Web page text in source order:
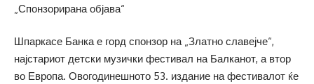
„Спонзорирана објава“
Шпаркасе Банка е горд спонзор на „Златно славејче“,
најстариот детски музички фестивал на Балканот, а втор
во Европа. Овогодинешното 53. издание на фестивалот ќе